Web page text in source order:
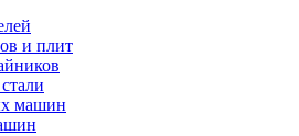
и плит
машин